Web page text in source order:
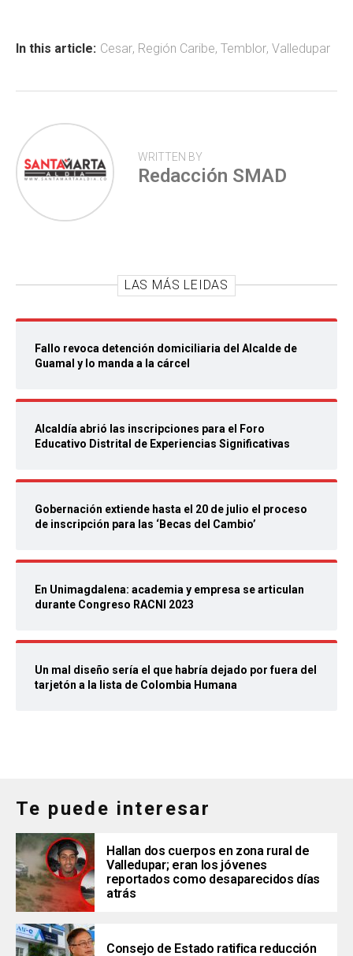
ok p
tir
In this article: Cesar, Región Caribe, Temblor, Valledupar
WRITTEN BY
Redacción SMAD
LAS MÁS LEIDAS
Fallo revoca detención domiciliaria del Alcalde de
Guamal y lo manda a la cárcel
Alcaldía abrió las inscripciones para el Foro
Educativo Distrital de Experiencias Significativas
Gobernación extiende hasta el 20 de julio el proceso
de inscripción para las ‘Becas del Cambio’
En Unimagdalena: academia y empresa se articulan
durante Congreso RACNI 2023
Un mal diseño sería el que habría dejado por fuera del
tarjetón a la lista de Colombia Humana
Te puede interesar
Hallan dos cuerpos en zona rural de
Valledupar; eran los jóvenes
reportados como desaparecidos días
atrás
Consejo de Estado ratifica reducción